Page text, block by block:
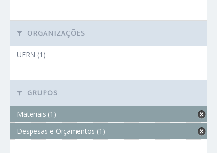
ORGANIZAÇÕES
UFRN (1)
GRUPOS
Materiais (1)
Despesas e Orçamentos (1)